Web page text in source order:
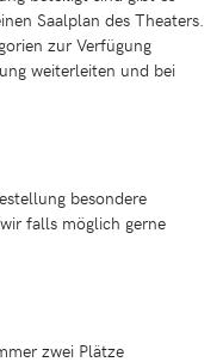
Saalplan des Theaters.
zur Verfügung
weiterleiten und bei
besondere
falls möglich gerne
zwei Plätze